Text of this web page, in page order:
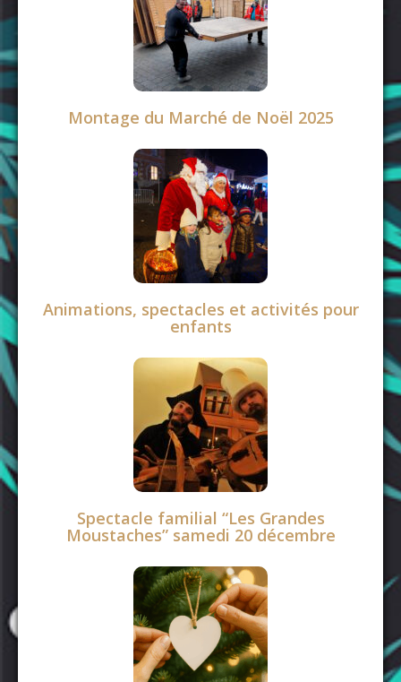
Montage du Marché de Noël 2025
Animations, spectacles et activités pour
enfants
Spectacle familial “Les Grandes
Moustaches” samedi 20 décembre